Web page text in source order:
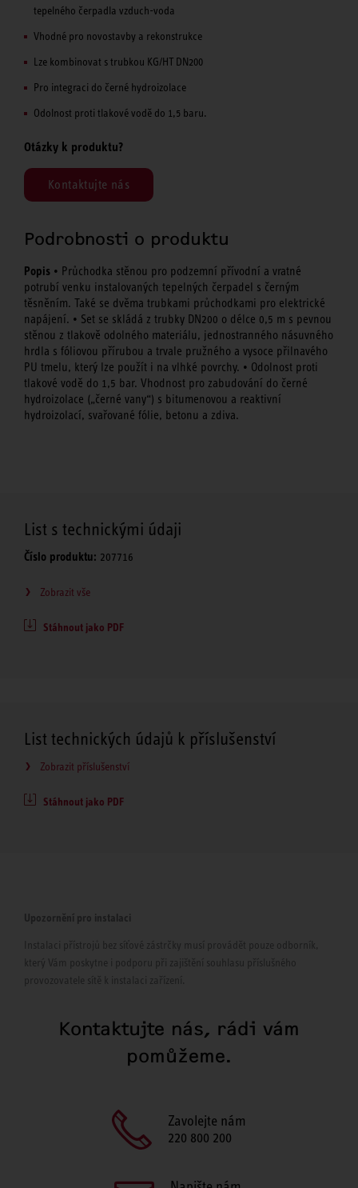
tepelného čerpadla vzduch-voda
Vhodné pro novostavby a rekonstrukce
Lze kombinovat s trubkou KG/HT DN200
Pro integraci do černé hydroizolace
Odolnost proti tlakové vodě do 1,5 baru.
Otázky k produktu?
Kontaktujte nás
Podrobnosti o produktu
Popis • Průchodka stěnou pro podzemní přívodní a vratné
potrubí venku instalovaných tepelných čerpadel s černým
těsněním. Také se dvěma trubkami průchodkami pro elektrické
napájení. • Set se skládá z trubky DN200 o délce 0,5 m s pevnou
stěnou z tlakově odolného materiálu, jednostranného násuvného
hrdla s fóliovou přírubou a trvale pružného a vysoce přilnavého
PU tmelu, který lze použít i na vlhké povrchy. • Odolnost proti
tlakové vodě do 1,5 bar. Vhodnost pro zabudování do černé
hydroizolace („černé vany“) s bitumenovou a reaktivní
hydroizolací, svařované fólie, betonu a zdiva.
List s technickými údaji
Číslo produktu: 207716
Zobrazit vše
Stáhnout jako PDF
List technických údajů k příslušenství
Zobrazit příslušenství
Stáhnout jako PDF
Upozornění pro instalaci
Instalaci přístrojů bez síťové zástrčky musí provádět pouze odborník,
který Vám poskytne i podporu při zajištění souhlasu příslušného
provozovatele sítě k instalaci zařízení.
Kontaktujte nás, rádi vám
pomůžeme.
Zavolejte nám
220 800 200